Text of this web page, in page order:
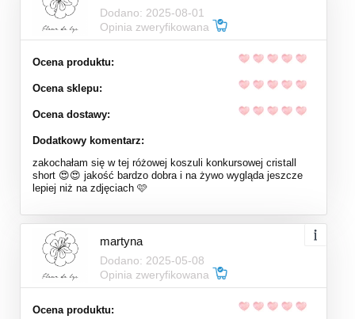
Dodano: 2025-08-01
Opinia zweryfikowana
Ocena produktu:
Ocena sklepu:
Ocena dostawy:
Dodatkowy komentarz:
zakochałam się w tej różowej koszuli konkursowej cristall
short 😍😍 jakość bardzo dobra i na żywo wygląda jeszcze
lepiej niż na zdjęciach 🩷
martyna
Dodano: 2025-05-08
Opinia zweryfikowana
Ocena produktu: